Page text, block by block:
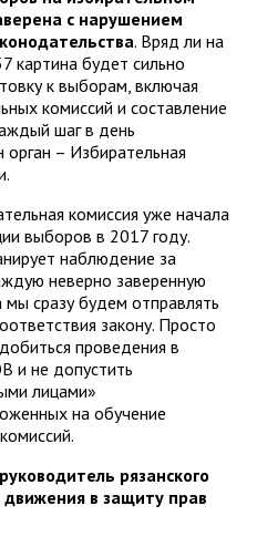
с нарушением
. Вряд ли на
картина будет сильно
к выборам, включая
комиссий и составление
шаг в день
орган – Избирательная
комиссия уже начала
выборов в 2017 году.
наблюдение за
неверно заверенную
сразу будем отправлять
закону. Просто
проведения в
не допустить
лицами»
на обучение
рязанского
движения в защиту прав